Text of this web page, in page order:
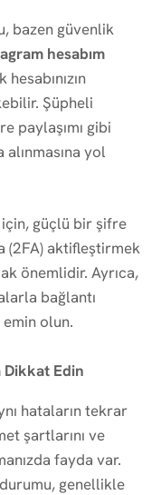
bazen güvenlik
hesabım
Şüpheli
paylaşımı gibi
yol
için, güçlü bir şifre
(2FA) aktifleştirmek
önemlidir. Ayrıca,
bağlantı
emin olun.
Dikkat Edin
hataların tekrar
şartlarını ve
fayda var.
durumu, genellikle